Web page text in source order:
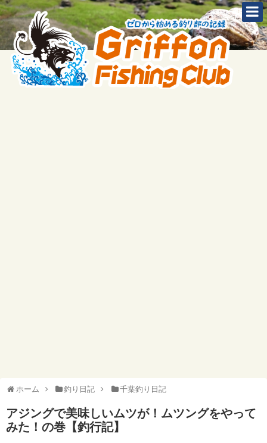
ホーム 釣り日記 千葉釣り日記
アジングで美味しいムツが！ムツングをやって
みた！の巻【釣行記】